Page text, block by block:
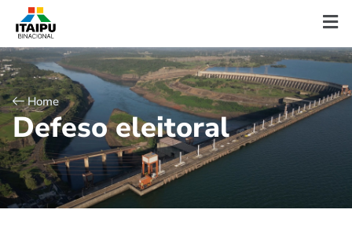
Home
Defeso eleitoral